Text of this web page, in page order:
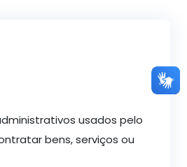
usados pelo
bens, serviços ou